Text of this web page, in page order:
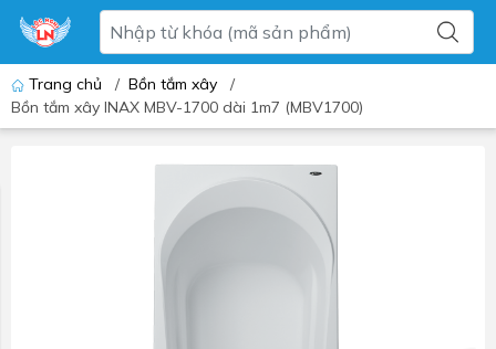
Trang chủ / Bồn tắm xây
/
Bồn tắm xây INAX MBV-1700 dài 1m7 (MBV1700)